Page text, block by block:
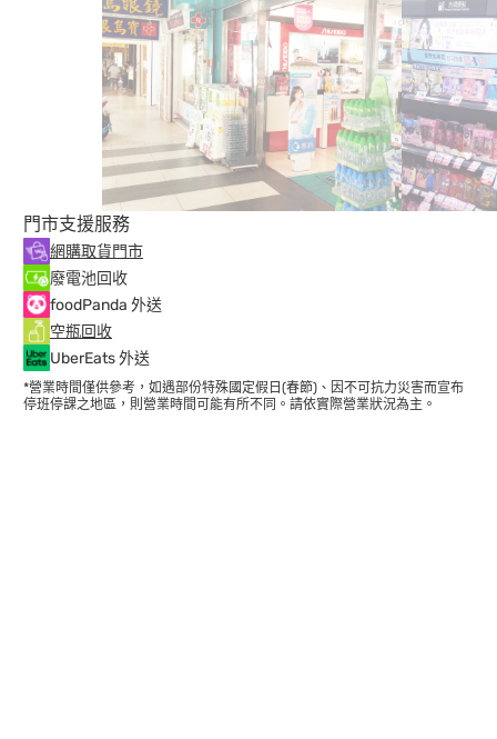
門市支援服務
網購取貨門市
廢電池回收
foodPanda 外送
空瓶回收
UberEats 外送
*營業時間僅供參考，如遇部份特殊國定假日(春節)、因不可抗力災害而宣布
停班停課之地區，則營業時間可能有所不同。請依實際營業狀況為主。